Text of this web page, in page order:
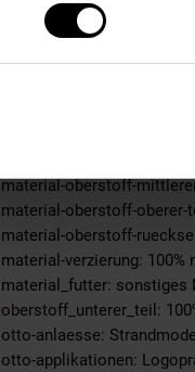
material-fuellung-
material-futter-aermel:
material-futter-innenjacke:
material-oberstoff-
material-oberstoff-
material-oberstoff-oberer-
material-oberstoff-
material-verzierung: 100%
material_futter: sonstiges
oberstoff_unterer_teil:
otto-anlaesse:
otto-applikationen: